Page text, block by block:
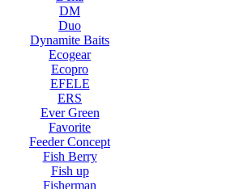
DM
Duo
Dynamite Baits
Ecogear
Ecopro
EFELE
ERS
Ever Green
Favorite
Feeder Concept
Fish Berry
Fish up
Fisherman